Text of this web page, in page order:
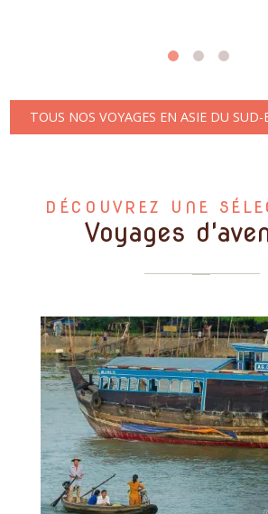
TOUS NOS VOYAGES EN ASIE DU
DÉCOUVREZ UNE
Voyages